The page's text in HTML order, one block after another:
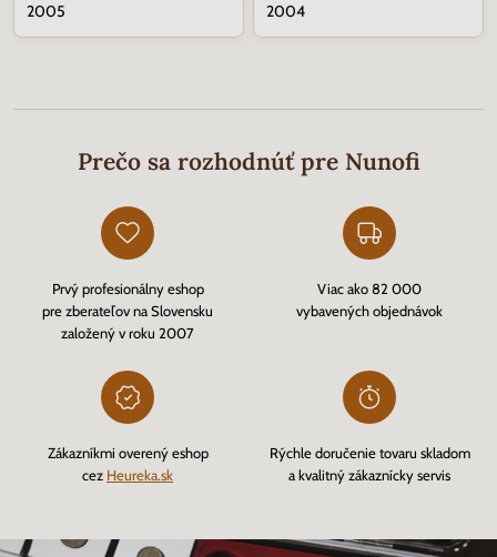
2005 2004
Prečo sa rozhodnúť pre Nunofi
Prvý profesionálny eshop
pre zberateľov na Slovensku
založený v roku 2007
Viac ako 82 000
vybavených objednávok
Zákazníkmi overený eshop
cez Heureka.sk
Rýchle doručenie tovaru skladom
a kvalitný zákaznícky servis